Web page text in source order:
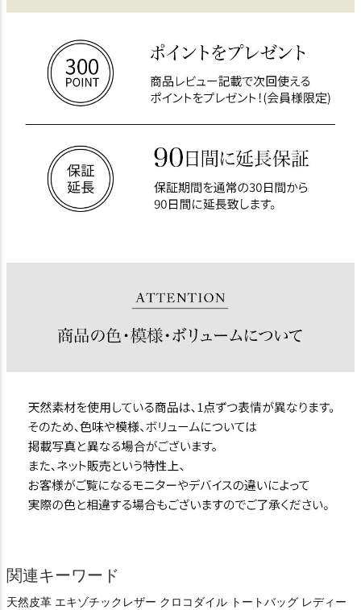
関連キーワード
天然皮革 エキゾチックレザー クロコダイル トートバッグ レディー